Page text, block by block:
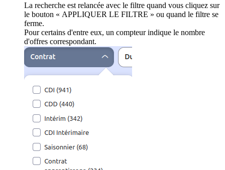
La recherche est relancée avec le filtre quand vous cliquez sur
le bouton « APPLIQUER LE FILTRE » ou quand le filtre se
ferme.
Pour certains d'entre eux, un compteur indique le nombre
d'offres correspondant.